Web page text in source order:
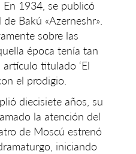
En 1934, se publicó
Bakú «Azerneshr».
sobre las
época tenía tan
titulado ‘El
el prodigio.
diecisiete años, su
la atención del
de Moscú estrenó
iniciando